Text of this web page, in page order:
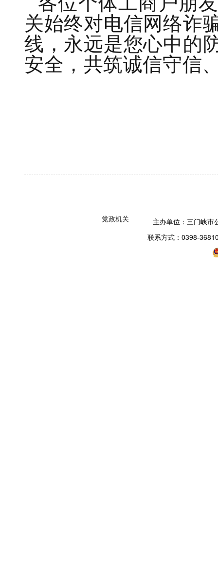
关始终对电信网络诈
线，永远是您心中的
安全，共筑诚信守信
党政机关
主办单位：三门峡
联系方式：0398-